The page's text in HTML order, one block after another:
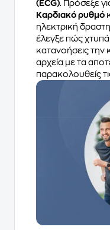
(ECG). Πρόσεξε
Καρδιακό ρυθμό
ηλεκτρική
έλεγξε πώς
κατανοήσεις την
αρχεία με τα
παρακολουθείς